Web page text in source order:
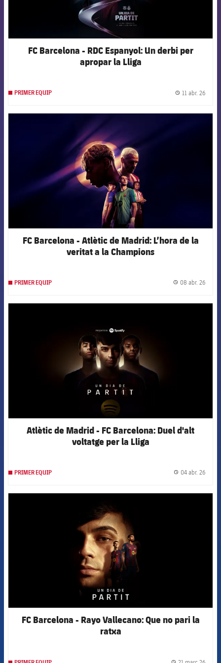
FC Barcelona - RDC Espanyol: Un derbi per
apropar la Lliga
PRIMER EQUIP 11 abr. 26
FC Barcelona - Atlètic de Madrid: L’hora de la
veritat a la Champions
PRIMER EQUIP 08 abr. 26
Atlètic de Madrid - FC Barcelona: Duel d'alt
voltatge per la Lliga
PRIMER EQUIP 04 abr. 26
FC Barcelona - Rayo Vallecano: Que no pari la
ratxa